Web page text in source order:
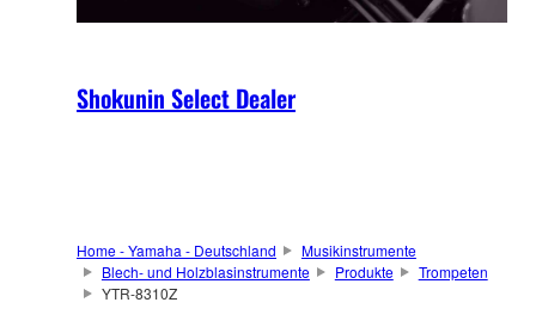
Shokunin Select Dealer
Home - Yamaha - Deutschland
Musikinstrumente
Blech- und Holzblasinstrumente
Produkte
Trompeten
YTR-8310Z